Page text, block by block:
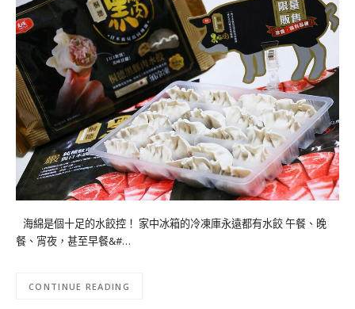
海綿是個十足的水餃控！ 家中冰箱的冷凍庫永遠都有水餃 午餐、晚
餐、宵夜，甚至早餐&#…
CONTINUE READING